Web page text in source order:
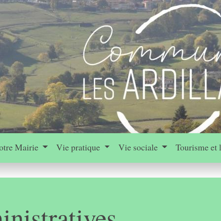
Mairie Vie pratique Vie sociale Tourisme et